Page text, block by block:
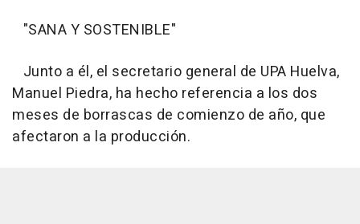
"SANA Y SOSTENIBLE"
Junto a él, el secretario general de UPA Huelva,
Manuel Piedra, ha hecho referencia a los dos
meses de borrascas de comienzo de año, que
afectaron a la producción.